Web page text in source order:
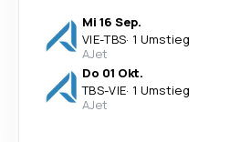
Mi 16 Sep.
VIE-TBS· 1 Umstieg
AJet
Do 01 Okt.
TBS-VIE· 1 Umstieg
AJet